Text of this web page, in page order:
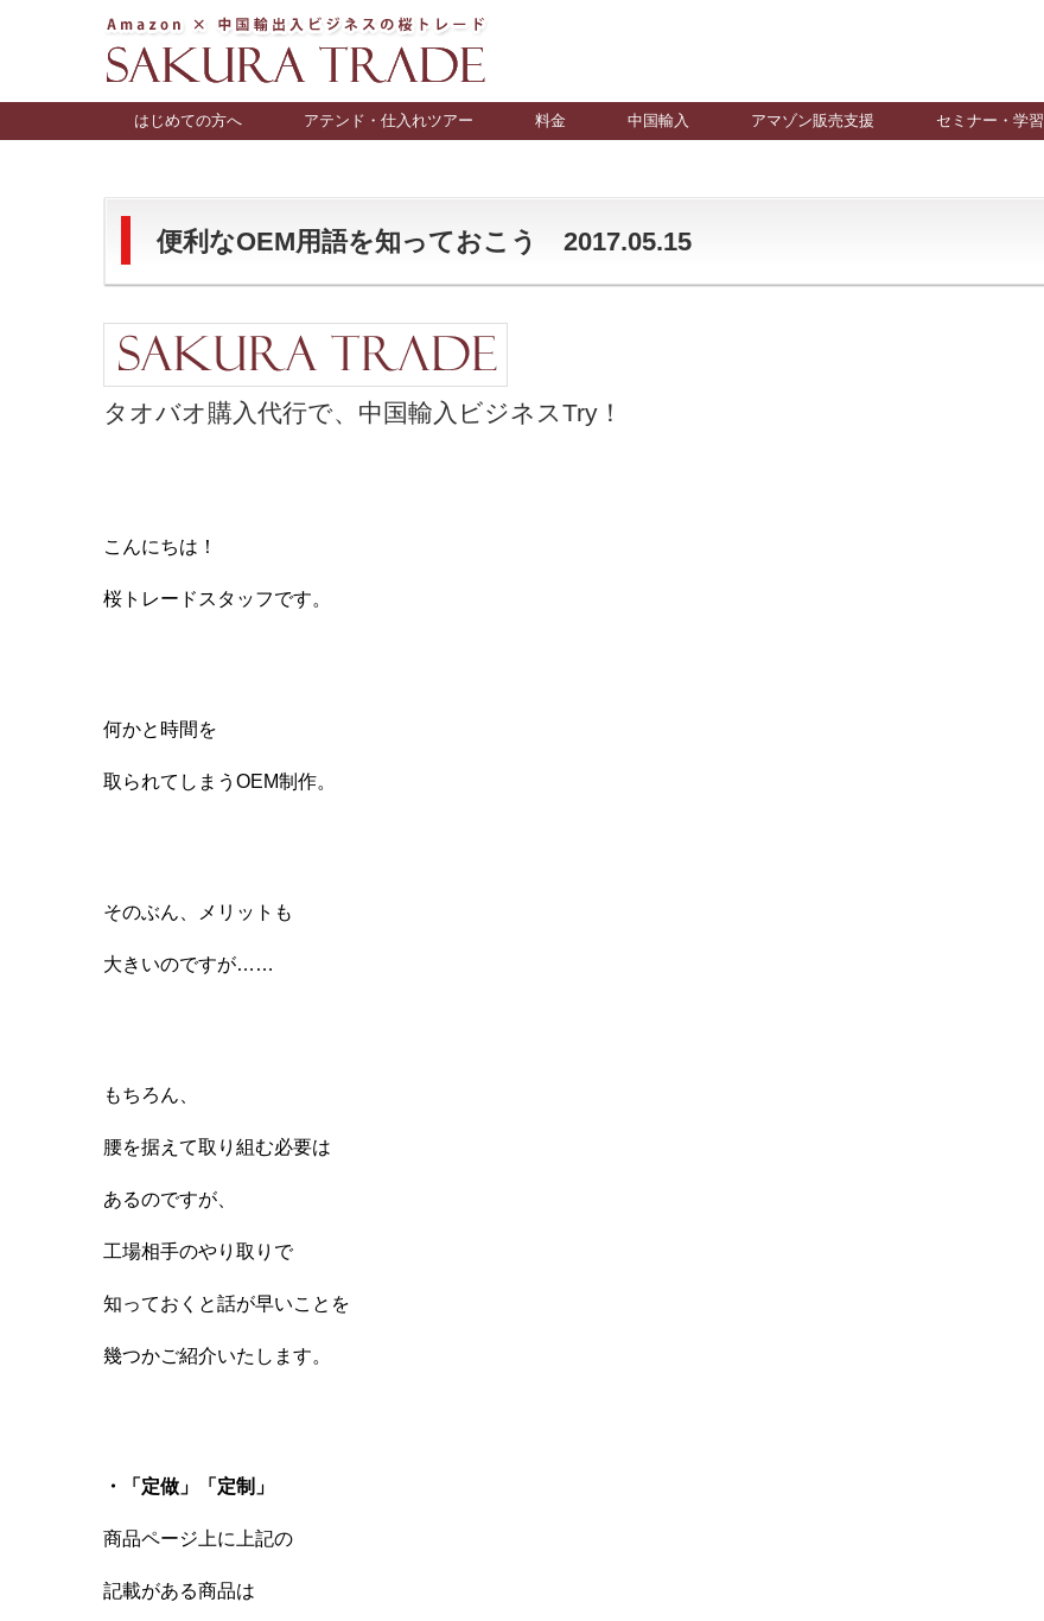
はじめての方へ アテンド・仕入れツアー 料金 中国輸入 アマゾン販売支援 セミナー・学習
便利なOEM用語を知っておこう 2017.05.15
タオバオ購入代行で、中国輸入ビジネスTry！
こんにちは！
桜トレードスタッフです。
何かと時間を
取られてしまうOEM制作。
そのぶん、メリットも
大きいのですが……
もちろん、
腰を据えて取り組む必要は
あるのですが、
工場相手のやり取りで
知っておくと話が早いことを
幾つかご紹介いたします。
・「定做」「定制」
商品ページ上に上記の
記載がある商品は